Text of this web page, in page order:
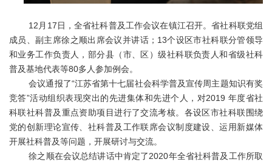
12月17日，全省社科普及工作会议在镇江召开。省社科联党组
成员、副主席徐之顺出席会议并讲话；13个设区市社科联分管领导
和业务工作负责人，部分县（市、区）级社科联负责人和省级社科
普及基地代表等80多人参加例会。
会议通报了“江苏省第十七届社会科学普及宣传周主题知识有奖
竞答”活动组织表现突出的先进集体和先进个人，对2019 年度省社
科联社科普及重点资助项目进行了交流考核。各设区市社科联围绕
党的创新理论宣传、社科普及工作联席会议制度建设、运用新媒体
开展社科普及等问题，开展研讨与交流。
徐之顺在会议总结讲话中肯定了2020年全省社科普及工作所取